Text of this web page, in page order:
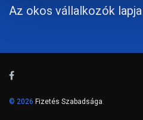
Az okos vállalkozók lapja
© 2026 Fizetés Szabadsága.